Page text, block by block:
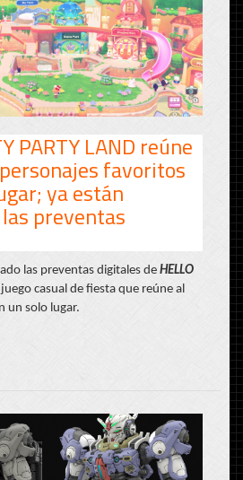
PARTY LAND reúne
favoritos
ya están
preventas
las preventas digitales de HELLO
casual de fiesta que reúne al
un solo lugar.